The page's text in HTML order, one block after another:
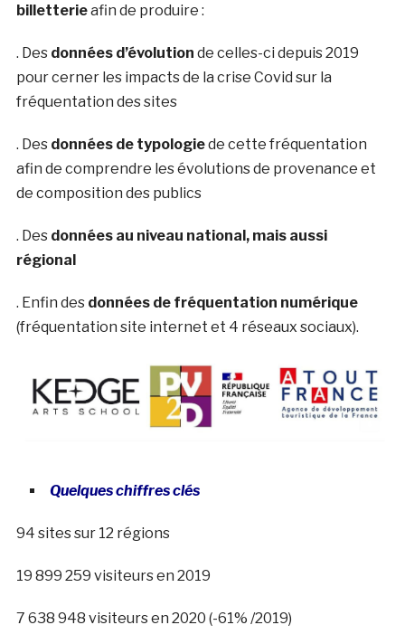
billetterieafin de produire :
. Des données d’évolution de celles-ci depuis 2019
pour cerner les impacts de la crise Covid sur la
fréquentation des sites
. Des données de typologiede cette fréquentation
afin de comprendre les évolutions de provenance et
de composition des publics
. Des données au niveau national, mais aussi
régional
. Enfin des données de fréquentation numérique
(fréquentation site internet et 4 réseaux sociaux).
Quelques chiffres clés
94 sites sur 12 régions
19 899 259 visiteurs en 2019
7 638 948 visiteurs en 2020 (-61% /2019)